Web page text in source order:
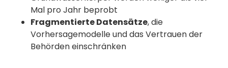
Mal pro Jahr beprobt
Fragmentierte Datensätze, die
Vorhersagemodelle und das Vertrauen der
Behörden einschränken